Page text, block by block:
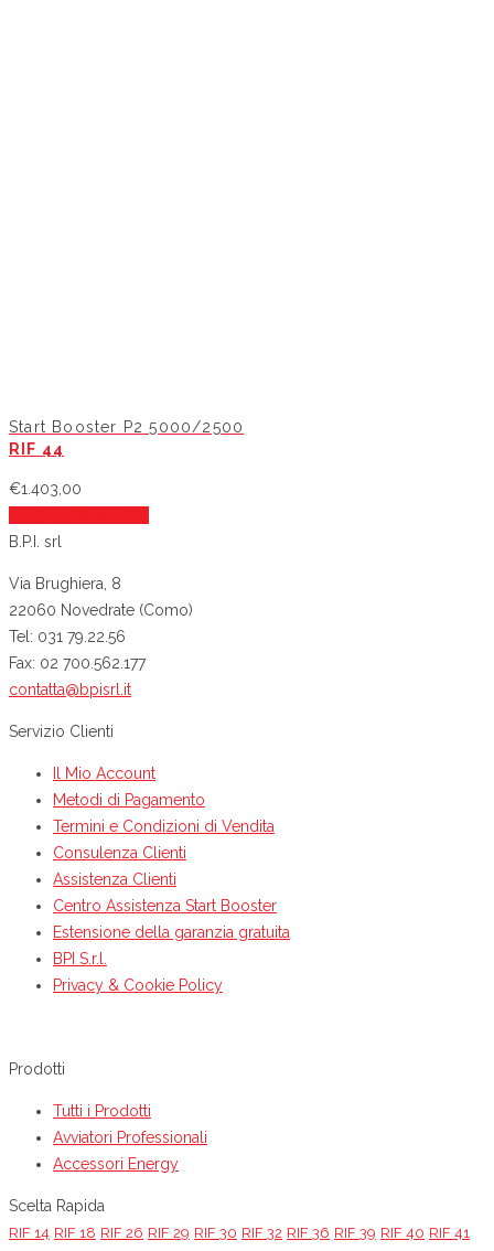
Start Booster P2 5000/2500
RIF 44
€1.403,00
B.P.I. srl
Via Brughiera, 8
22060 Novedrate (Como)
Tel: 031 79.22.56
Fax: 02 700.562.177
contatta@bpisrl.it
Servizio Clienti
Il Mio Account
Metodi di Pagamento
Termini e Condizioni di Vendita
Consulenza Clienti
Assistenza Clienti
Centro Assistenza Start Booster
Estensione della garanzia gratuita
BPI S.r.l.
Privacy & Cookie Policy
Prodotti
Tutti i Prodotti
Avviatori Professionali
Accessori Energy
Scelta Rapida
RIF 14 RIF 18 RIF 26 RIF 29 RIF 30 RIF 32 RIF 36 RIF 39 RIF 40 RIF 41